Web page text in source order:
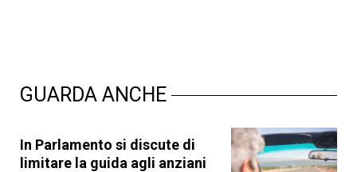
GUARDA ANCHE
In Parlamento si discute di
limitare la guida agli anziani